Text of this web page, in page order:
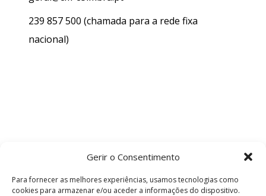
Gerir o Consentimento
Para fornecer as melhores experiências, usamos tecnologias como
cookies para armazenar e/ou aceder a informações do dispositivo.
239 857 500 (chamada para a rede fixa
nacional)